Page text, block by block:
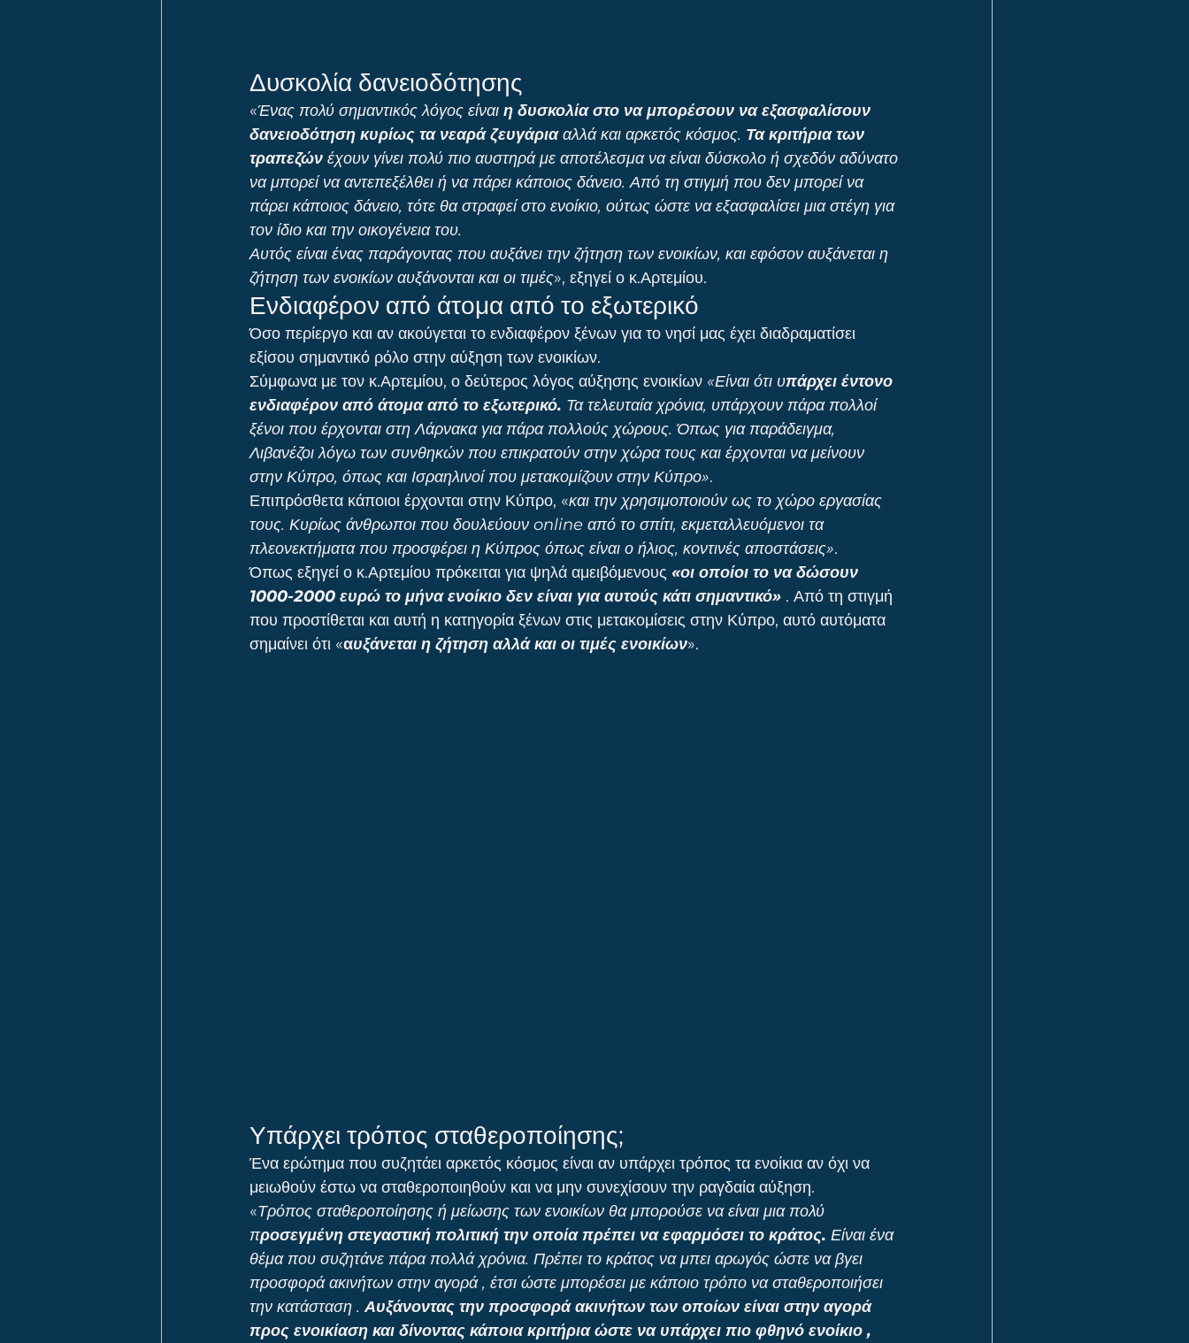
Δυσκολία δανειοδότησης
«Ένας πολύ σημαντικός λόγος είναι η δυσκολία στο να μπορέσουν να εξασφαλίσουν
δανειοδότηση κυρίως τα νεαρά ζευγάρια αλλά και αρκετός κόσμος. Τα κριτήρια των
τραπεζών έχουν γίνει πολύ πιο αυστηρά με αποτέλεσμα να είναι δύσκολο ή σχεδόν αδύνατο
να μπορεί να αντεπεξέλθει ή να πάρει κάποιος δάνειο. Από τη στιγμή που δεν μπορεί να
πάρει κάποιος δάνειο, τότε θα στραφεί στο ενοίκιο, ούτως ώστε να εξασφαλίσει μια στέγη για
τον ίδιο και την οικογένεια του.
Αυτός είναι ένας παράγοντας που αυξάνει την ζήτηση των ενοικίων, και εφόσον αυξάνεται η
ζήτηση των ενοικίων αυξάνονται και οι τιμές», εξηγεί ο κ.Αρτεμίου.
Ενδιαφέρον από άτομα από το εξωτερικό
Όσο περίεργο και αν ακούγεται το ενδιαφέρον ξένων για το νησί μας έχει διαδραματίσει
εξίσου σημαντικό ρόλο στην αύξηση των ενοικίων.
Σύμφωνα με τον κ.Αρτεμίου, ο δεύτερος λόγος αύξησης ενοικίων «Είναι ότι υπάρχει έντονο
ενδιαφέρον από άτομα από το εξωτερικό. Τα τελευταία χρόνια, υπάρχουν πάρα πολλοί
ξένοι που έρχονται στη Λάρνακα για πάρα πολλούς χώρους. Όπως για παράδειγμα,
Λιβανέζοι λόγω των συνθηκών που επικρατούν στην χώρα τους και έρχονται να μείνουν
στην Κύπρο, όπως και Ισραηλινοί που μετακομίζουν στην Κύπρο».
Επιπρόσθετα κάποιοι έρχονται στην Κύπρο, «και την χρησιμοποιούν ως το χώρο εργασίας
τους. Κυρίως άνθρωποι που δουλεύουν online από το σπίτι, εκμεταλλευόμενοι τα
πλεονεκτήματα που προσφέρει η Κύπρος όπως είναι ο ήλιος, κοντινές αποστάσεις».
Όπως εξηγεί ο κ.Αρτεμίου πρόκειται για ψηλά αμειβόμενους «οι οποίοι το να δώσουν
1000-2000 ευρώ το μήνα ενοίκιο δεν είναι για αυτούς κάτι σημαντικό» . Από τη στιγμή
που προστίθεται και αυτή η κατηγορία ξένων στις μετακομίσεις στην Κύπρο, αυτό αυτόματα
σημαίνει ότι «αυξάνεται η ζήτηση αλλά και οι τιμές ενοικίων».
Υπάρχει τρόπος σταθεροποίησης;
Ένα ερώτημα που συζητάει αρκετός κόσμος είναι αν υπάρχει τρόπος τα ενοίκια αν όχι να
μειωθούν έστω να σταθεροποιηθούν και να μην συνεχίσουν την ραγδαία αύξηση.
«Τρόπος σταθεροποίησης ή μείωσης των ενοικίων θα μπορούσε να είναι μια πολύ
προσεγμένη στεγαστική πολιτική την οποία πρέπει να εφαρμόσει το κράτος. Είναι ένα
θέμα που συζητάνε πάρα πολλά χρόνια. Πρέπει το κράτος να μπει αρωγός ώστε να βγει
προσφορά ακινήτων στην αγορά , έτσι ώστε μπορέσει με κάποιο τρόπο να σταθεροποιήσει
την κατάσταση . Αυξάνοντας την προσφορά ακινήτων των οποίων είναι στην αγορά
προς ενοικίαση και δίνοντας κάποια κριτήρια ώστε να υπάρχει πιο φθηνό ενοίκιο ,